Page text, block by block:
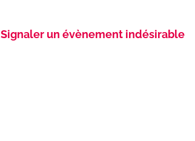
Signaler un évènement indésirable